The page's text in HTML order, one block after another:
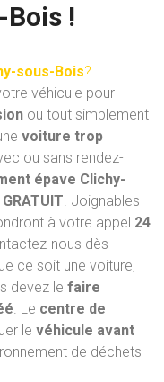
!
sous-Bois?
véhicule pour
ou tout simplement
voiture trop
ou sans rendez-
épave Clichy-
. Joignables
à votre appel 24
nous dès
ce soit une voiture,
devez le faire
. Le centre de
le véhicule avant
de déchets